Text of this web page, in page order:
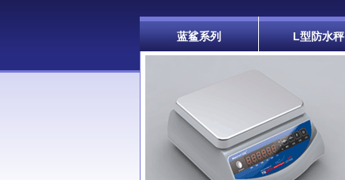
蓝鲨系列 L型防水秤